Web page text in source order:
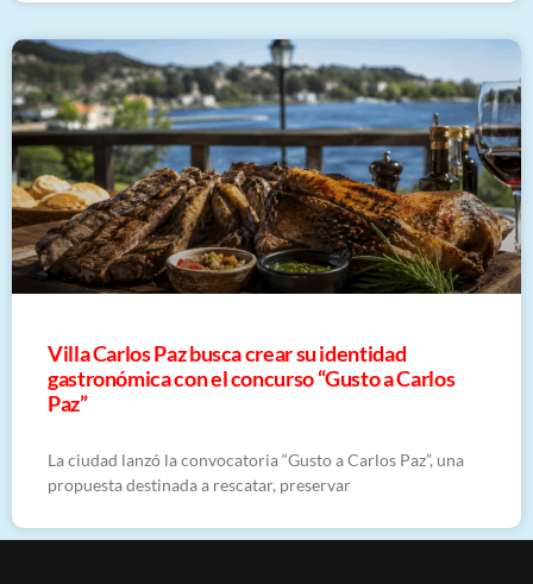
Villa Carlos Paz busca crear su identidad
gastronómica con el concurso “Gusto a Carlos
Paz”
La ciudad lanzó la convocatoria “Gusto a Carlos Paz”, una
propuesta destinada a rescatar, preservar